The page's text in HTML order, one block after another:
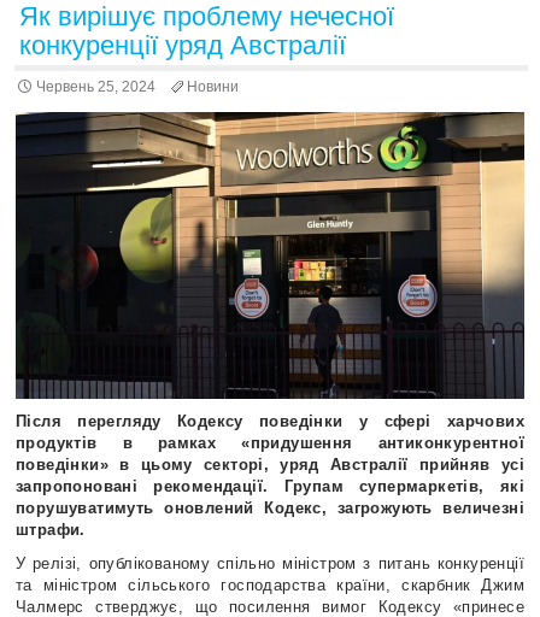
Як вирішує проблему нечесної
конкуренції уряд Австралії
Червень 25, 2024 Новини
Після перегляду Кодексу поведінки у сфері харчових
продуктів в рамках «придушення антиконкурентної
поведінки» в цьому секторі, уряд Австралії прийняв усі
запропоновані рекомендації. Групам супермаркетів, які
порушуватимуть оновлений Кодекс, загрожують величезні
штрафи.
У релізі, опублікованому спільно міністром з питань конкуренції
та міністром сільського господарства країни, скарбник Джим
Чалмерс стверджує, що посилення вимог Кодексу «принесе